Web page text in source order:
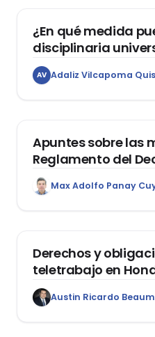
¿En qué medida
disciplinaria
libertad de
estudiantes?
AV Adaliz Vilcapoma
Apuntes sobre las
Reglamento del
1400, que aprueba
Garantía Mobiliaria
Max Adolfo Panay
Derechos y
teletrabajo en